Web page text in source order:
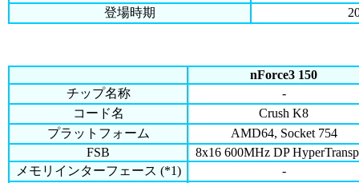
登場時期
nForce3 150
チップ名称
-
コード名
Crush K8
プラットフォーム
AMD64, Socket 754
FSB
8x16 600MHz DP
メモリインターフェース (*1)
-